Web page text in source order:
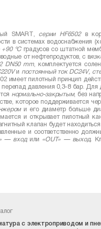
SMART серии HF6502в
в системах водоснабжения
+90 °Сградусов со штатной
от нефтепродуктов, с в
DN50 mm, комплектуется
220V и постоянный ток DC24V,
имеет пилотный принцип
перепад давления 0,3-8 бар. Для
нормально-закрытым, без
которое поддерживается
и его диаметр больше
и открывает
клапан будет
и соответственно
— входили «OUT» — выход.
с электроприводом и